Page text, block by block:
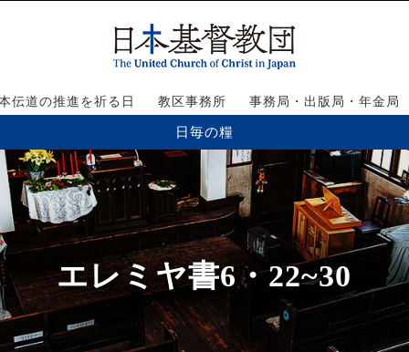
伝道の推進を祈る日 教区事務所 事務局・出版局・年金局
日毎の糧
エレミヤ書6・22~30